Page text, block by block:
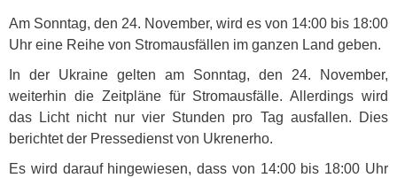
Am Sonntag, den 24. November, wird es von 14:00 bis 18:00
Uhr eine Reihe von Stromausfällen im ganzen Land geben.
In der Ukraine gelten am Sonntag, den 24. November,
weiterhin die Zeitpläne für Stromausfälle. Allerdings wird
das Licht nicht nur vier Stunden pro Tag ausfallen. Dies
berichtet der Pressedienst von Ukrenerho.
Es wird darauf hingewiesen, dass von 14:00 bis 18:00 Uhr